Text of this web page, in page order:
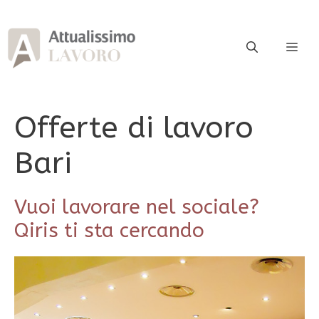
al
contenuto
Offerte di lavoro
Bari
Vuoi lavorare nel sociale?
Qiris ti sta cercando